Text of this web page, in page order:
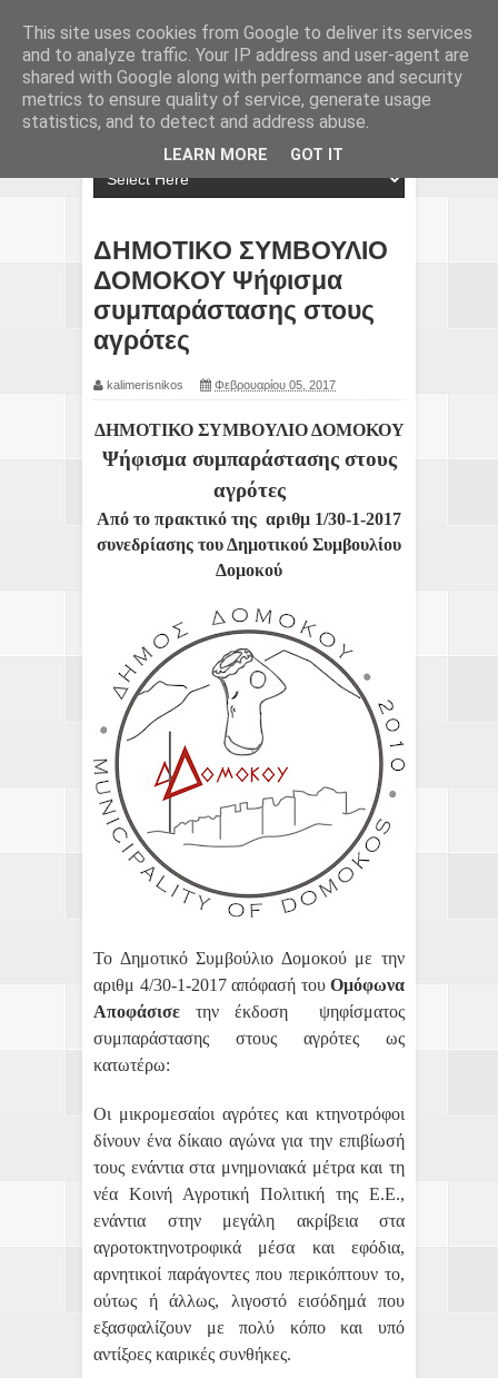
ΔΗΜΟΤΙΚΟ ΣΥΜΒΟΥΛΙΟ
ΔΟΜΟΚΟΥ Ψήφισμα
συμπαράστασης στους
αγρότες
kalimerisnikos Φεβρουαρίου 05, 2017
ΔΗΜΟΤΙΚΟ ΣΥΜΒΟΥΛΙΟ ΔΟΜΟΚΟΥ
Ψήφισμα συμπαράστασης στους
αγρότες
Από το πρακτικό της αριθμ 1/30-1-2017
συνεδρίασης του Δημοτικού Συμβουλίου
Δομοκού
Το Δημοτικό Συμβούλιο Δομοκού με την
αριθμ 4/30-1-2017 απόφασή του Ομόφωνα
Αποφάσισε την έκδοση ψηφίσματος
συμπαράστασης στους αγρότες ως
κατωτέρω:
Οι μικρομεσαίοι αγρότες και κτηνοτρόφοι
δίνουν ένα δίκαιο αγώνα για την επιβίωσή
τους ενάντια στα μνημονιακά μέτρα και τη
νέα Κοινή Αγροτική Πολιτική της Ε.Ε.,
ενάντια στην μεγάλη ακρίβεια στα
αγροτοκτηνοτροφικά μέσα και εφόδια,
αρνητικοί παράγοντες που περικόπτουν το,
ούτως ή άλλως, λιγοστό εισόδημά που
εξασφαλίζουν με πολύ κόπο και υπό
αντίξοες καιρικές συνθήκες.
This site uses cookies from Google to deliver its services
and to analyze traffic. Your IP address and user-agent are
shared with Google along with performance and security
metrics to ensure quality of service, generate usage
statistics, and to detect and address abuse.
LEARN MORE GOT IT